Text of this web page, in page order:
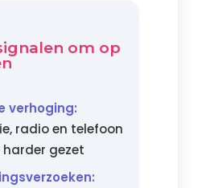
om op
verhoging:
radio en telefoon
gezet